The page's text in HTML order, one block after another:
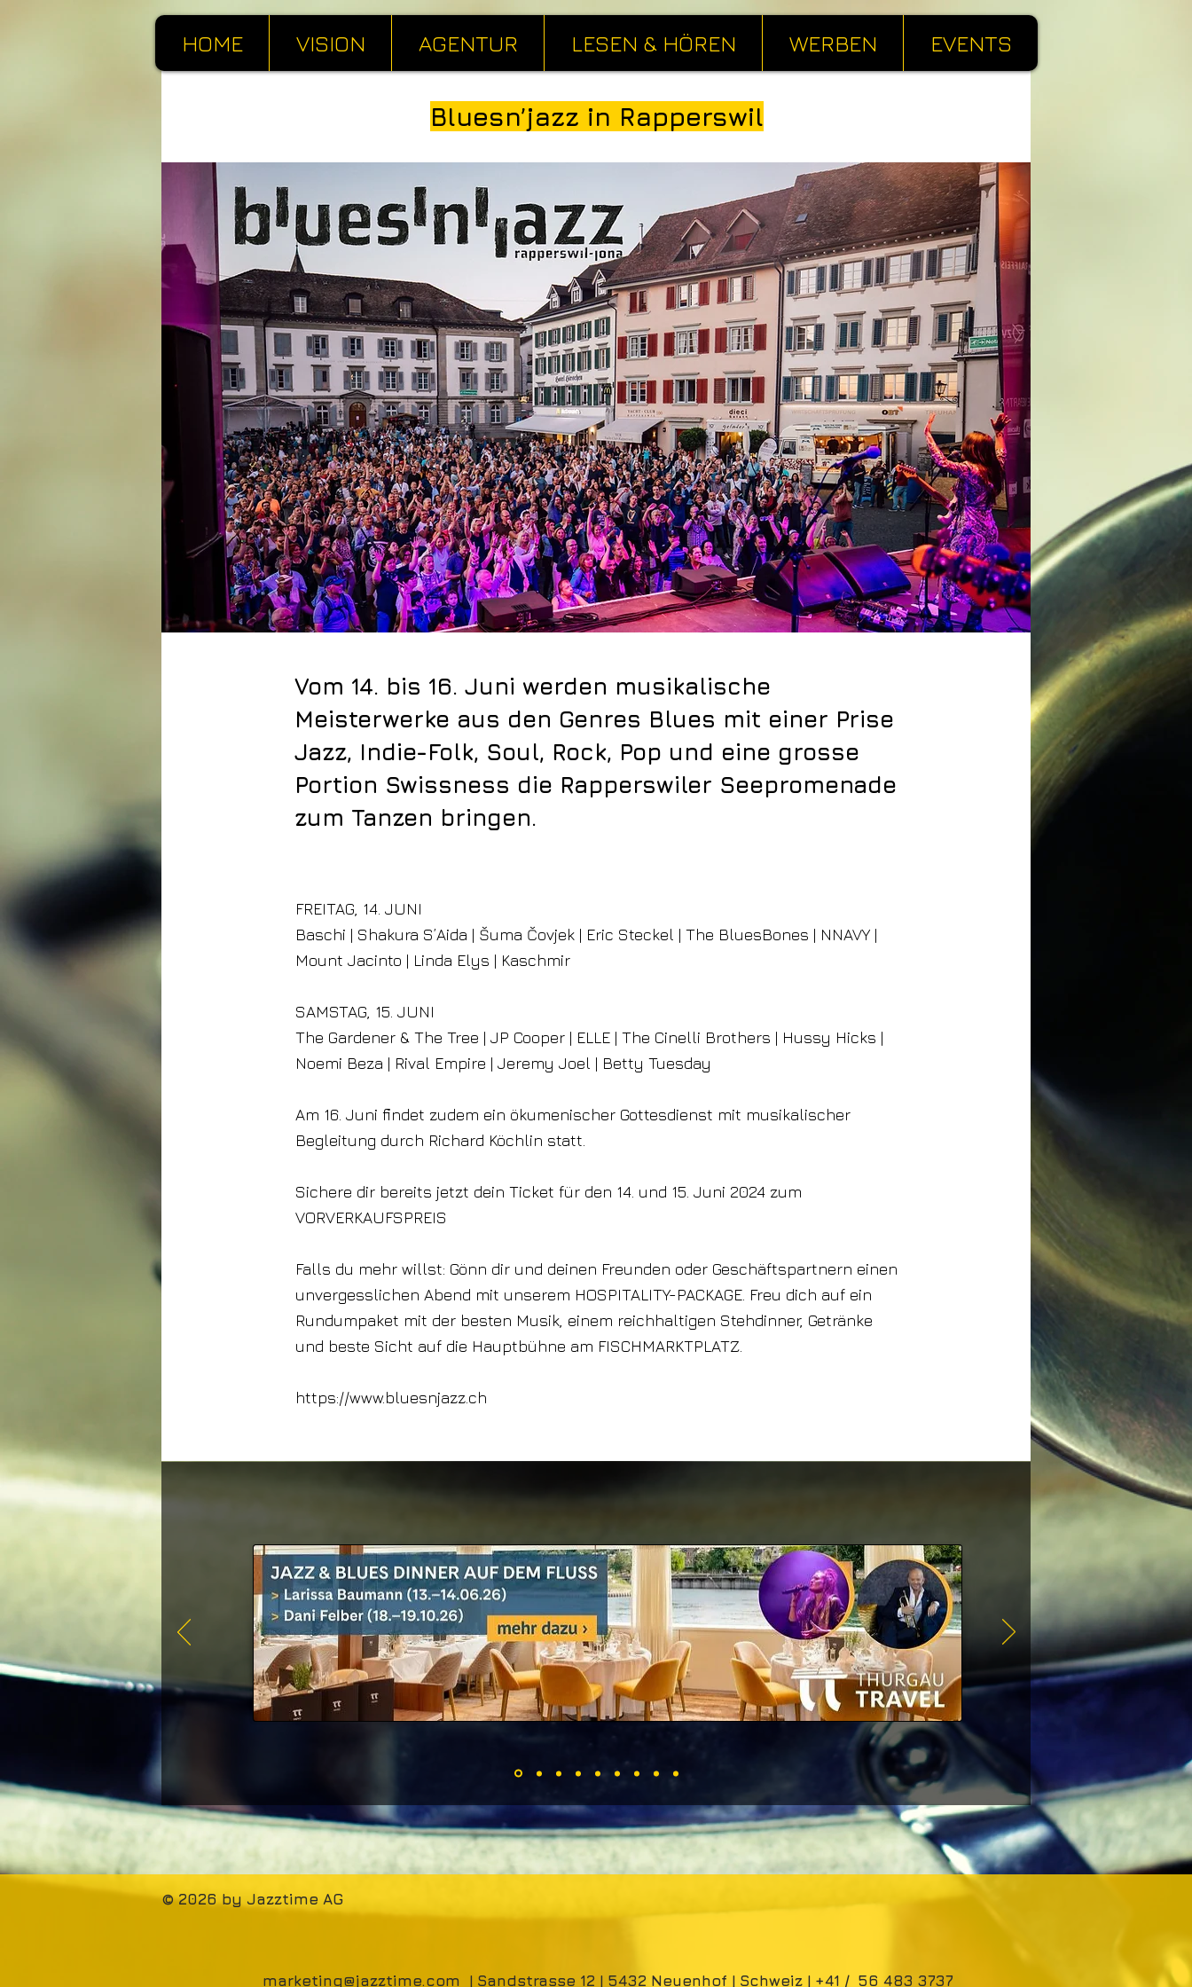
HOME VISION AGENTUR LESEN & HÖREN WERBEN EVENTS
Bluesn’jazz in Rapperswil
Vom 14. bis 16. Juni werden musikalische
Meisterwerke aus den Genres Blues mit einer Prise
Jazz, Indie-Folk, Soul, Rock, Pop und eine grosse
Portion Swissness die Rapperswiler Seepromenade
zum Tanzen bringen.
FREITAG, 14. JUNI
Baschi | Shakura S’Aida | Šuma Čovjek | Eric Steckel | The BluesBones | NNAVY |
Mount Jacinto | Linda Elys | Kaschmir
SAMSTAG, 15. JUNI
The Gardener & The Tree | JP Cooper | ELLE | The Cinelli Brothers | Hussy Hicks |
Noemi Beza | Rival Empire | Jeremy Joel | Betty Tuesday
Am 16. Juni findet zudem ein ökumenischer Gottesdienst mit musikalischer
Begleitung durch Richard Köchlin statt.
Sichere dir bereits jetzt dein Ticket für den 14. und 15. Juni 2024 zum
VORVERKAUFSPREIS
Falls du mehr willst: Gönn dir und deinen Freunden oder Geschäftspartnern einen
unvergesslichen Abend mit unserem HOSPITALITY-PACKAGE. Freu dich auf ein
Rundumpaket mit der besten Musik, einem reichhaltigen Stehdinner, Getränke
und beste Sicht auf die Hauptbühne am FISCHMARKTPLATZ.
https://www.bluesnjazz.ch
© 2026 by Jazztime AG
marketing@jazztime.com | Sandstrasse 12 | 5432 Neuenhof | Schweiz | +41 / 56 483 3737